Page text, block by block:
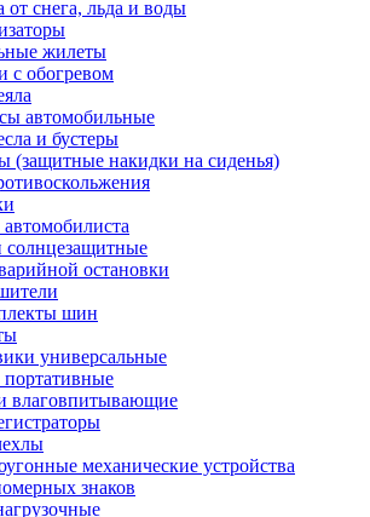
от снега, льда и воды
жилеты
с обогревом
автомобильные
и бустеры
(защитные накидки на сиденья)
остановки
шин
универсальные
влаговпитывающие
механические устройства
знаков